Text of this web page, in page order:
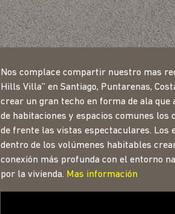
Nos complace compartir nuestro mas
Hills Villa” en Santiago, Puntarenas,
crear un gran techo en forma de ala que
de habitaciones y espacios comunes los
de frente las vistas espectaculares. Los
dentro de los volúmenes habitables
conexión más profunda con el entorno
por la vivienda. Mas información